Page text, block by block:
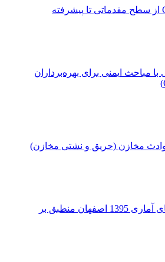
ایمنی برای بهره‌برداران
مخازن (حریق و نشتی مخازن)
ژئودیتابیس بلوک های آماری 1395 اصفهان منطبق بر